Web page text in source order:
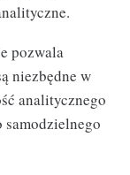
pozwala
niezbędne w
analitycznego